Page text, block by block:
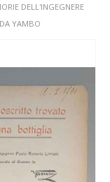
DELL'INGEGNERE
YAMBO